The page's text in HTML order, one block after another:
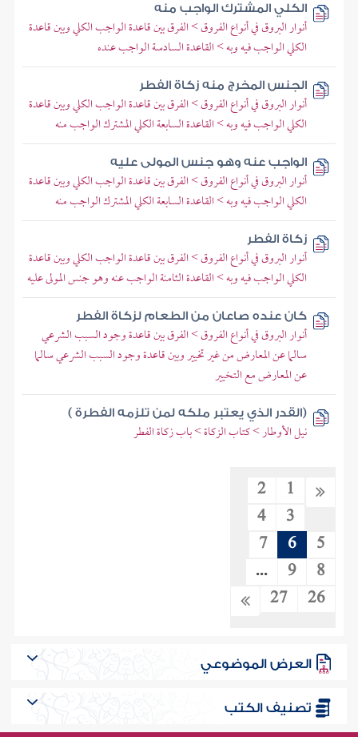
الكلي المشترك الواجب منه
أنوار البروق في أنواع الفروق > الفرق بين قاعدة الواجب الكلي وبين قاعدة
الكلي الواجب فيه وبه > القاعدة السادسة الواجب عنده
الجنس المخرج منه زكاة الفطر
أنوار البروق في أنواع الفروق > الفرق بين قاعدة الواجب الكلي وبين قاعدة
الكلي الواجب فيه وبه > القاعدة السابعة الكلي المشترك الواجب منه
الواجب عنه وهو جنس المولى عليه
أنوار البروق في أنواع الفروق > الفرق بين قاعدة الواجب الكلي وبين قاعدة
الكلي الواجب فيه وبه > القاعدة السابعة الكلي المشترك الواجب منه
زكاة الفطر
أنوار البروق في أنواع الفروق > الفرق بين قاعدة الواجب الكلي وبين قاعدة
الكلي الواجب فيه وبه > القاعدة الثامنة الواجب عنه وهو جنس المولى عليه
كان عنده صاعان من الطعام لزكاة الفطر
أنوار البروق في أنواع الفروق > الفرق بين قاعدة وجود السبب الشرعي
سالما عن المعارض من غير تخيير وبين قاعدة وجود السبب الشرعي سالما
عن المعارض مع التخيير
(القدر الذي يعتبر ملكه لمن تلزمه الفطرة )
نيل الأوطار > كتاب الزكاة > باب زكاة الفطر
1
2
3
4
5
6
7
8
9
...
26
27
العرض الموضوعي
تصنيف الكتب